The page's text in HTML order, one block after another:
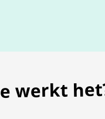
werkt